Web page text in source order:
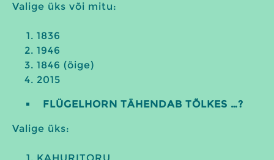
Valige üks või mitu:
1836
1946
1846 (õige)
2015
FLÜGELHORN TÄHENDAB TÕLKES …?
Valige üks: